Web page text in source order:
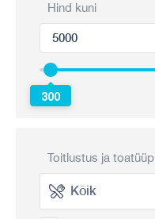
Hind kuni
300
Toitlustus ja toatüüp